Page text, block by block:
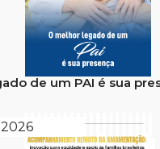
de um PAI é sua